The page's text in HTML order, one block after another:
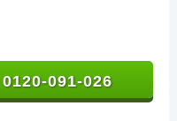
0120-091-026